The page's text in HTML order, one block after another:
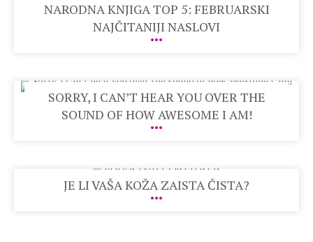
NARODNA KNJIGA TOP 5: FEBRUARSKI
NAJČITANIJI NASLOVI
SORRY, I CAN’T HEAR YOU OVER THE
SOUND OF HOW AWESOME I AM!
JE LI VAŠA KOŽA ZAISTA ČISTA?